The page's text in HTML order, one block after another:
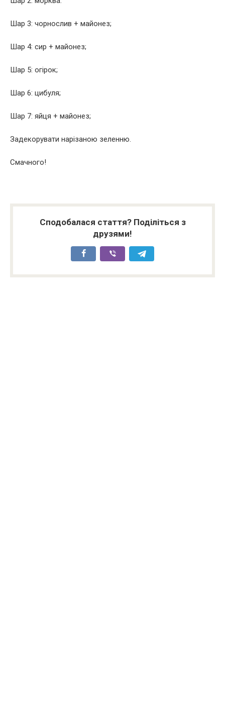
Шар 3: чорнослив + майонез;
Шар 4: сир + майонез;
Шар 5: огірок;
Шар 6: цибуля;
Шар 7: яйця + майонез;
Задекорувати нарізаною зеленню.
Смачного!
Сподобалася стаття? Поділіться з
друзями!